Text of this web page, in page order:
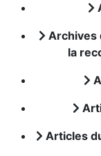
Archives
la
Articles